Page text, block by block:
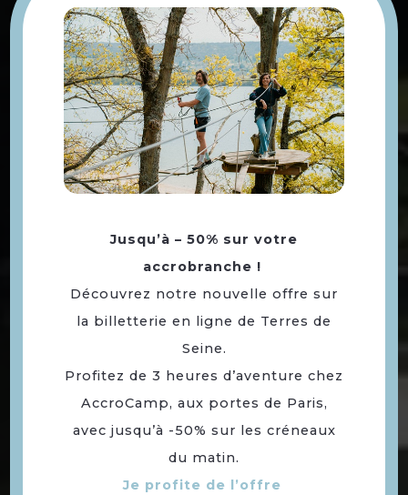
L’Île Nancy
PLAN
Jusqu’à – 50% sur votre
accrobranche !
Découvrez notre nouvelle offre sur
la billetterie en ligne de Terres de
Seine.
Profitez de 3 heures d’aventure chez
AccroCamp, aux portes de Paris,
avec jusqu’à -50% sur les créneaux
du matin.
Je profite de l’offre